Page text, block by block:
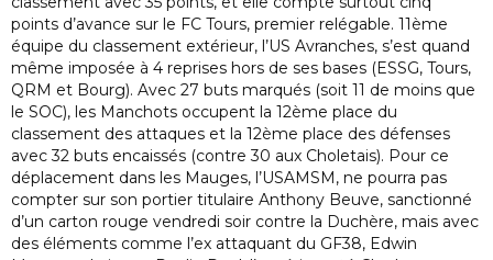
points d’avance sur le FC Tours, premier relégable. 11ème
équipe du classement extérieur, l’US Avranches, s’est quand
même imposée à 4 reprises hors de ses bases (ESSG, Tours,
QRM et Bourg). Avec 27 buts marqués (soit 11 de moins que
le SOC), les Manchots occupent la 12ème place du
classement des attaques et la 12ème place des défenses
avec 32 buts encaissés (contre 30 aux Choletais). Pour ce
déplacement dans les Mauges, l’USAMSM, ne pourra pas
compter sur son portier titulaire Anthony Beuve, sanctionné
d’un carton rouge vendredi soir contre la Duchère, mais avec
des éléments comme l’ex attaquant du GF38, Edwin